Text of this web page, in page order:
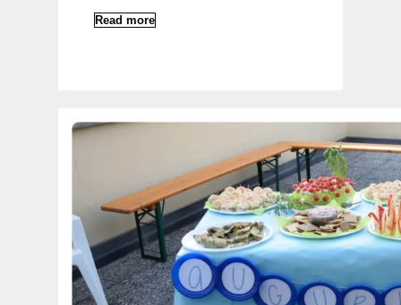
Read more